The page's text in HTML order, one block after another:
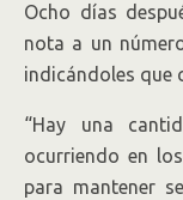
Ocho días
nota a un
indicándoles que
“Hay una
ocurriendo en
para mantener